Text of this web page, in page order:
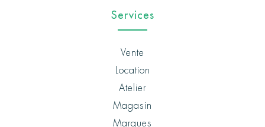
Services
Vente
Location
Atelier
Magasin
Marques